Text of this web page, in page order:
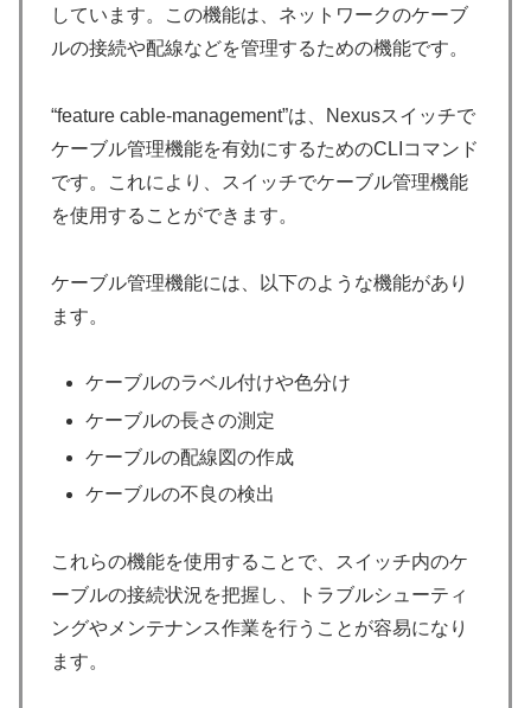
しています。この機能は、ネットワークのケーブ
ルの接続や配線などを管理するための機能です。
“feature cable-management”は、Nexusスイッチで
ケーブル管理機能を有効にするためのCLIコマンド
です。これにより、スイッチでケーブル管理機能
を使用することができます。
ケーブル管理機能には、以下のような機能があり
ます。
ケーブルのラベル付けや色分け
ケーブルの長さの測定
ケーブルの配線図の作成
ケーブルの不良の検出
これらの機能を使用することで、スイッチ内のケ
ーブルの接続状況を把握し、トラブルシューティ
ングやメンテナンス作業を行うことが容易になり
ます。